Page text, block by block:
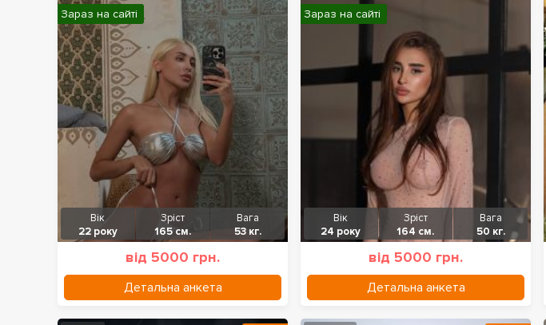
Вік
22 року
Зріст
165 см.
Вага
53 кг.
від 5000 грн.
Детальна анкета
Зараз на сайті
Вік
24 року
Зріст
164 см.
Вага
50 кг.
від 5000 грн.
Детальна анкета
Зараз на сайті